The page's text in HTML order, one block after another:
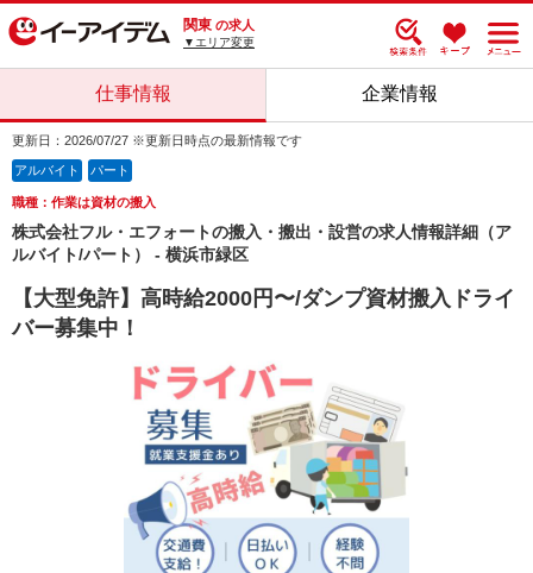
関東 の求人
▼エリア変更
仕事情報 企業情報
更新日：2026/07/27 ※更新日時点の最新情報です
アルバイト パート
職種：作業は資材の搬入
株式会社フル・エフォートの搬入・搬出・設営の求人情報詳細（ア
ルバイト/パート） - 横浜市緑区
【大型免許】高時給2000円〜/ダンプ資材搬入ドライ
バー募集中！